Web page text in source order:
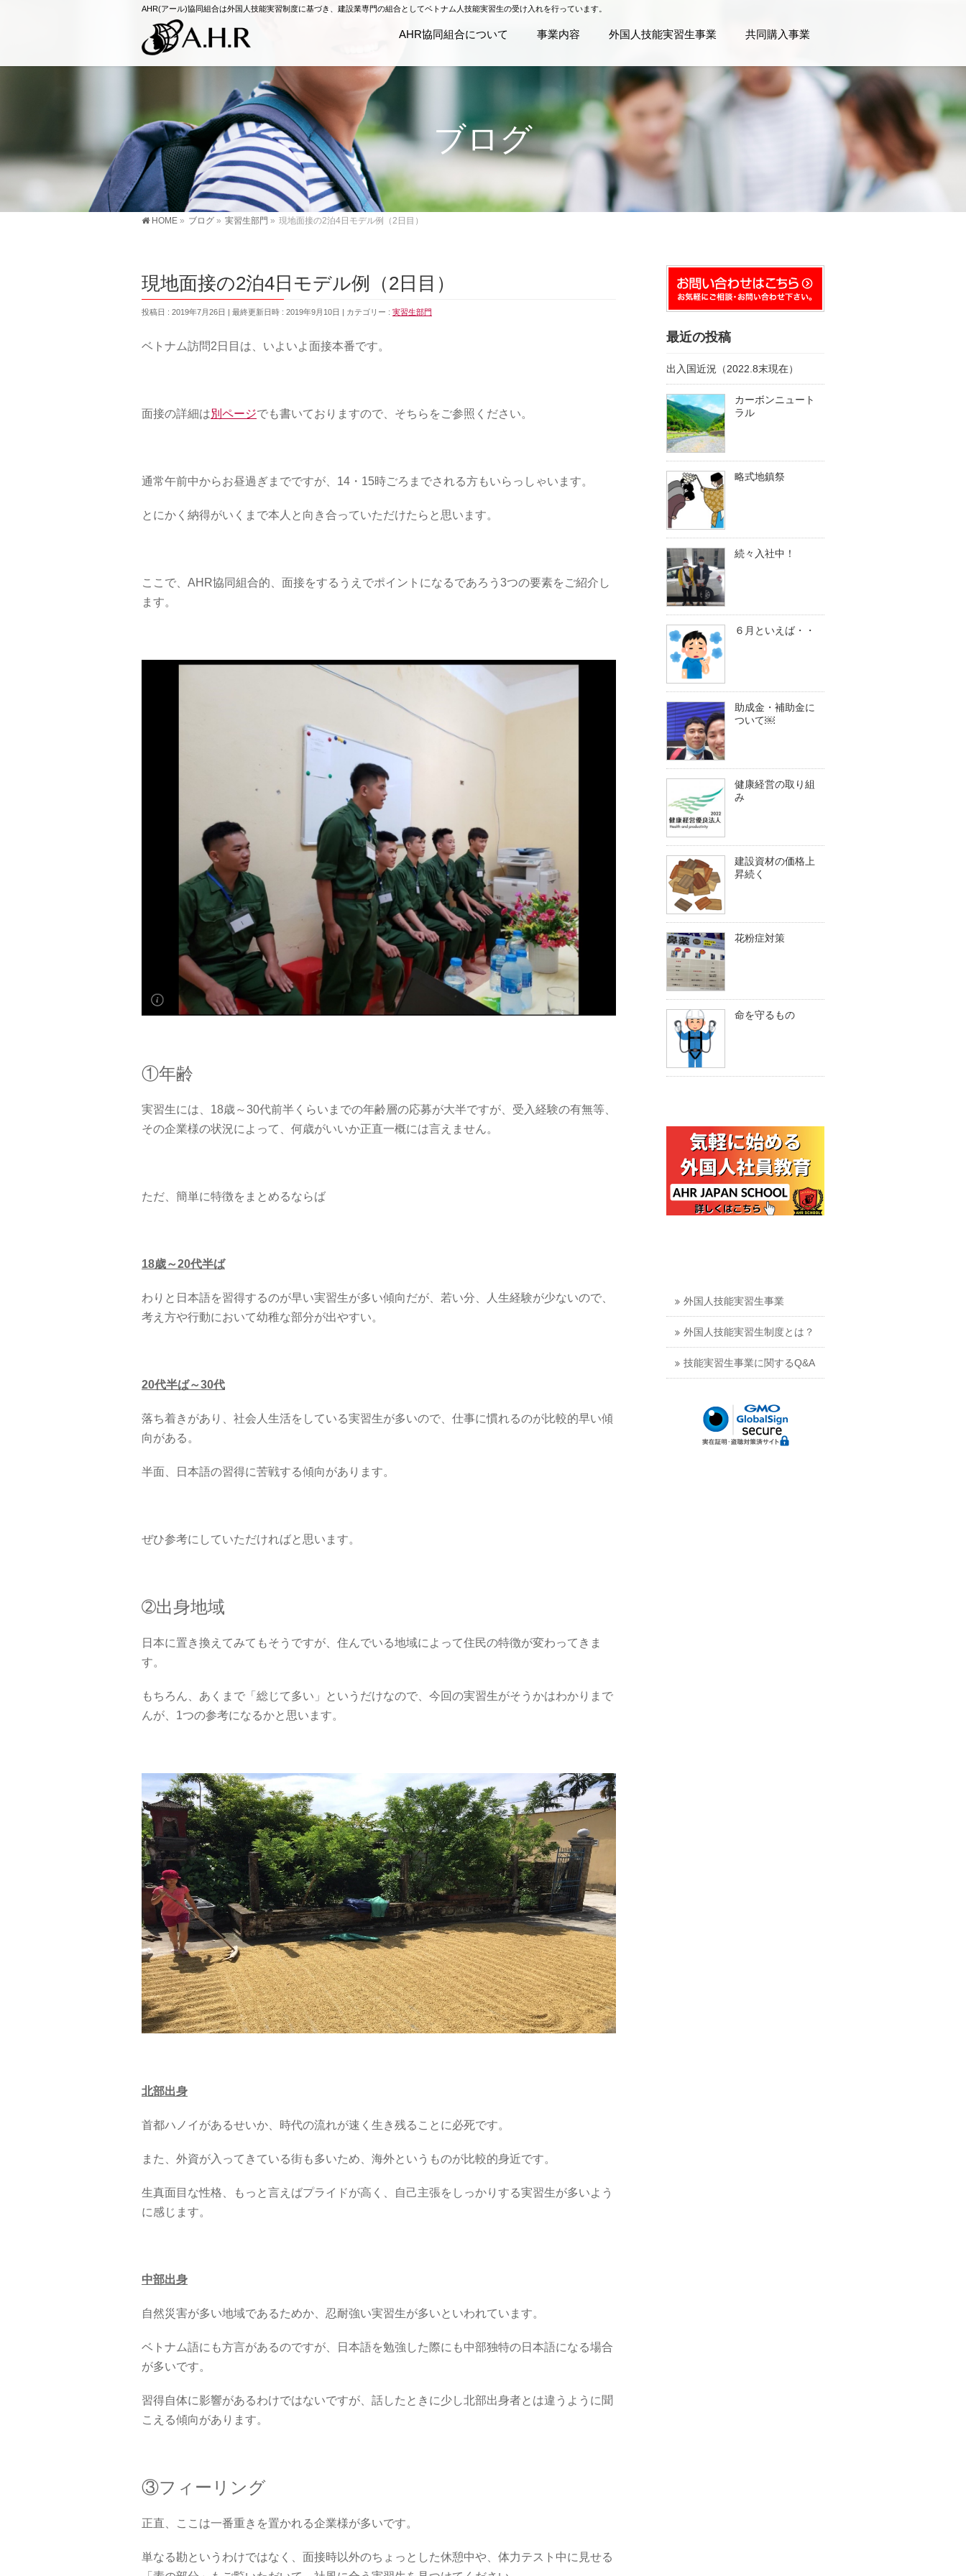
AHR(アール)協同組合は外国人技能実習制度に基づき、建設業専門の組合としてベトナム人技能実習生の受け入れを行っています。
AHR協同組合について 事業内容 外国人技能実習生事業 共同購入事業
ブログ
HOME » ブログ » 実習生部門 » 現地面接の2泊4日モデル例（2日目）
現地面接の2泊4日モデル例（2日目）
投稿日 : 2019年7月26日 最終更新日時 : 2019年9月10日 カテゴリー : 実習生部門
ベトナム訪問2日目は、いよいよ面接本番です。
面接の詳細は別ページでも書いておりますので、そちらをご参照ください。
通常午前中からお昼過ぎまでですが、14・15時ごろまでされる方もいらっしゃいます。
とにかく納得がいくまで本人と向き合っていただけたらと思います。
ここで、AHR協同組合的、面接をするうえでポイントになるであろう3つの要素をご紹介し
ます。
①年齢
実習生には、18歳～30代前半くらいまでの年齢層の応募が大半ですが、受入経験の有無等、
その企業様の状況によって、何歳がいいか正直一概には言えません。
ただ、簡単に特徴をまとめるならば
18歳～20代半ば
わりと日本語を習得するのが早い実習生が多い傾向だが、若い分、人生経験が少ないので、
考え方や行動において幼稚な部分が出やすい。
20代半ば～30代
落ち着きがあり、社会人生活をしている実習生が多いので、仕事に慣れるのが比較的早い傾
向がある。
半面、日本語の習得に苦戦する傾向があります。
ぜひ参考にしていただければと思います。
➁出身地域
日本に置き換えてみてもそうですが、住んでいる地域によって住民の特徴が変わってきま
す。
もちろん、あくまで「総じて多い」というだけなので、今回の実習生がそうかはわかりまで
んが、1つの参考になるかと思います。
北部出身
首都ハノイがあるせいか、時代の流れが速く生き残ることに必死です。
また、外資が入ってきている街も多いため、海外というものが比較的身近です。
生真面目な性格、もっと言えばプライドが高く、自己主張をしっかりする実習生が多いよう
に感じます。
中部出身
自然災害が多い地域であるためか、忍耐強い実習生が多いといわれています。
ベトナム語にも方言があるのですが、日本語を勉強した際にも中部独特の日本語になる場合
が多いです。
習得自体に影響があるわけではないですが、話したときに少し北部出身者とは違うように聞
こえる傾向があります。
③フィーリング
正直、ここは一番重きを置かれる企業様が多いです。
単なる勘というわけではなく、面接時以外のちょっとした休憩中や、体力テスト中に見せる
最近の投稿
出入国近況（2022.8末現在）
カーボンニュート
ラル
略式地鎮祭
続々入社中！
６月といえば・・
助成金・補助金に
ついて￼
健康経営の取り組
み
建設資材の価格上
昇続く
花粉症対策
命を守るもの
外国人技能実習生事業
外国人技能実習生制度とは？
技能実習生事業に関するQ&A